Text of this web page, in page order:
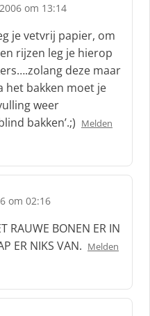
om 13:14
je vetvrij papier, om
rijzen leg je hierop
deze maar
het bakken moet je
weer
bakken’.;) Melden
om 02:16
RAUWE BONEN ER IN
ER NIKS VAN. Melden